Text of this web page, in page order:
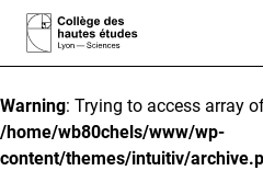
Warning: Trying to access array
/home/wb80chels/www/wp-
content/themes/intuitiv/